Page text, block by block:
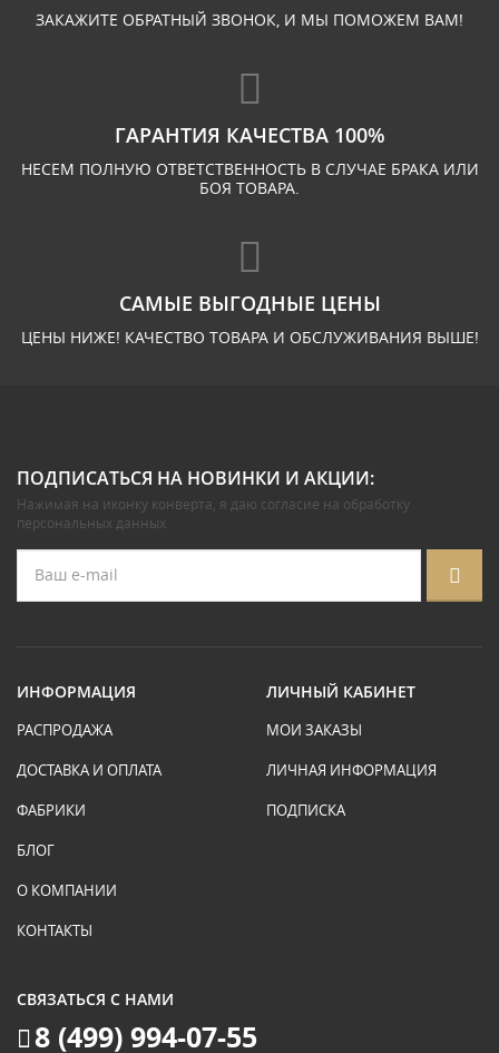
ЗАКАЖИТЕ ОБРАТНЫЙ ЗВОНОК, И МЫ ПОМОЖЕМ ВАМ!
ГАРАНТИЯ КАЧЕСТВА 100%
НЕСЕМ ПОЛНУЮ ОТВЕТСТВЕННОСТЬ В СЛУЧАЕ БРАКА ИЛИ
БОЯ ТОВАРА.
САМЫЕ ВЫГОДНЫЕ ЦЕНЫ
ЦЕНЫ НИЖЕ! КАЧЕСТВО ТОВАРА И ОБСЛУЖИВАНИЯ ВЫШЕ!
ПОДПИСАТЬСЯ НА НОВИНКИ И АКЦИИ:
Нажимая на иконку конверта, я даю согласие на обработку
персональных данных.
ИНФОРМАЦИЯ
РАСПРОДАЖА
ДОСТАВКА И ОПЛАТА
ФАБРИКИ
БЛОГ
О КОМПАНИИ
КОНТАКТЫ
ЛИЧНЫЙ КАБИНЕТ
МОИ ЗАКАЗЫ
ЛИЧНАЯ ИНФОРМАЦИЯ
ПОДПИСКА
СВЯЗАТЬСЯ С НАМИ
8 (499) 994-07-55